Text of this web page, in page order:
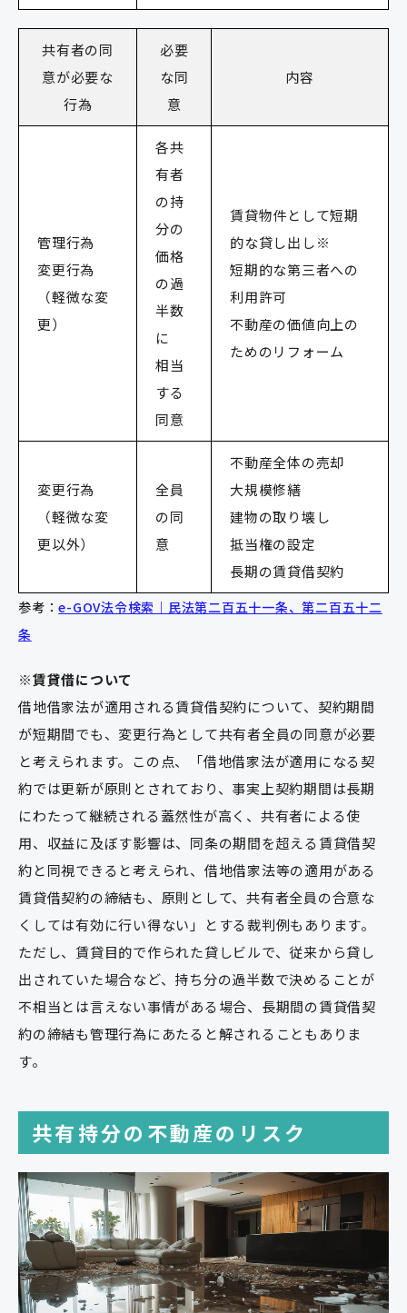
共有者の同
意が必要な
行為
必要
な同
意
内容
管理行為
変更行為
（軽微な変
更）
各共
有者
の持
分の
価格
の過
半数
に
相当
する
同意
賃貸物件として短期
的な貸し出し※
短期的な第三者への
利用許可
不動産の価値向上の
ためのリフォーム
変更行為
（軽微な変
更以外）
全員
の同
意
不動産全体の売却
大規模修繕
建物の取り壊し
抵当権の設定
長期の賃貸借契約
参考：e-GOV法令検索｜民法第二百五十一条、第二百五十二
条
※賃貸借について
借地借家法が適用される賃貸借契約について、契約期間
が短期間でも、変更行為として共有者全員の同意が必要
と考えられます。この点、「借地借家法が適用になる契
約では更新が原則とされており、事実上契約期間は長期
にわたって継続される蓋然性が高く、共有者による使
用、収益に及ぼす影響は、同条の期間を超える賃貸借契
約と同視できると考えられ、借地借家法等の適用がある
賃貸借契約の締結も、原則として、共有者全員の合意な
くしては有効に行い得ない」とする裁判例もあります。
ただし、賃貸目的で作られた貸しビルで、従来から貸し
出されていた場合など、持ち分の過半数で決めることが
不相当とは言えない事情がある場合、長期間の賃貸借契
約の締結も管理行為にあたると解されることもありま
す。
共有持分の不動産のリスク